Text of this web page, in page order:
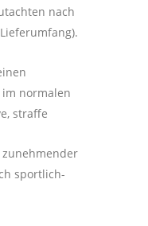
nach
normalen
straffe
sportlich-